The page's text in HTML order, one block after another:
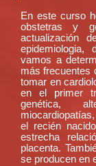
En este curso
obstetras y
actualización
epidemiologia,
vamos a
más frecuentes
tomar en
en el primer
genética,
el recién
estrecha
placenta.
se producen en